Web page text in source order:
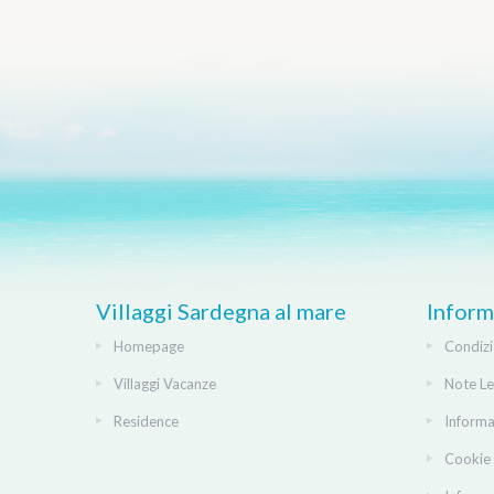
Villaggi Sardegna al mare
Homepage
Villaggi Vacanze
Residence
Note
Cookie